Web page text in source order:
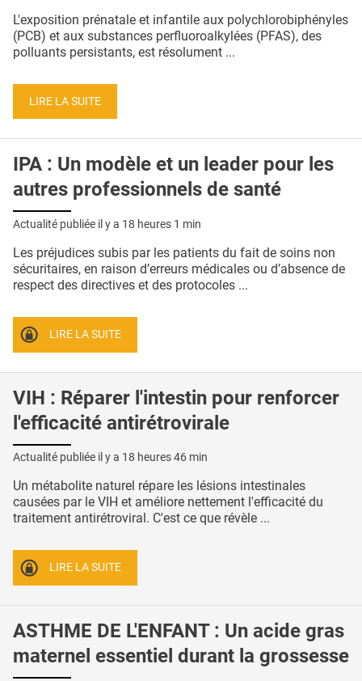
PUBLICITÉ
CONTACT
L'exposition prénatale et infantile aux polychlorobiphényles
(PCB) et aux substances perfluoroalkylées (PFAS), des
polluants persistants, est résolument ...
LIRE LA SUITE
IPA : Un modèle et un leader pour les
autres professionnels de santé
Actualité publiée il y a 18 heures 1 min
Les préjudices subis par les patients du fait de soins non
sécuritaires, en raison d’erreurs médicales ou d’absence de
respect des directives et des protocoles ...
LIRE LA SUITE
VIH : Réparer l'intestin pour renforcer
l'efficacité antirétrovirale
Actualité publiée il y a 18 heures 46 min
Un métabolite naturel répare les lésions intestinales
causées par le VIH et améliore nettement l'efficacité du
traitement antirétroviral. C'est ce que révèle ...
LIRE LA SUITE
ASTHME DE L'ENFANT : Un acide gras
maternel essentiel durant la grossesse